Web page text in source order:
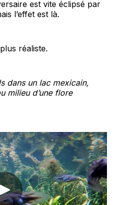
est vite éclipsé par
l’effet est là.
réaliste.
dans un lac mexicain,
milieu d’une flore